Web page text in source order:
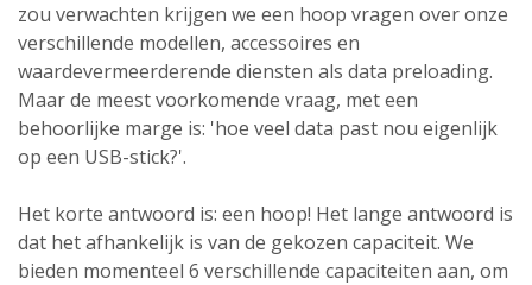
zou verwachten krijgen we een hoop vragen over onze
verschillende modellen, accessoires en
waardevermeerderende diensten als data preloading.
Maar de meest voorkomende vraag, met een
behoorlijke marge is: 'hoe veel data past nou eigenlijk
op een USB-stick?'.
Het korte antwoord is: een hoop! Het lange antwoord is
dat het afhankelijk is van de gekozen capaciteit. We
bieden momenteel 6 verschillende capaciteiten aan, om